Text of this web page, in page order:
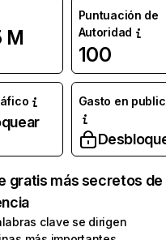
M
Puntuación de
Autoridad
100
Gasto en
gratis más secretos de
clave se dirigen